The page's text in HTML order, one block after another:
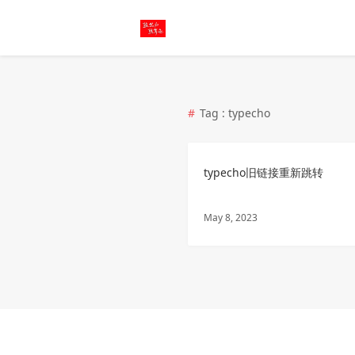
Tag : typecho
typecho旧链接重新跳转
May 8, 2023